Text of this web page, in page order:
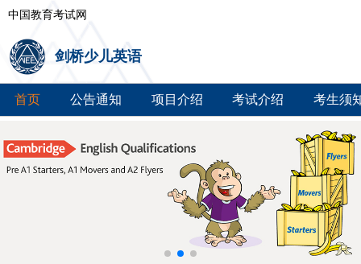
中国教育考试网
剑桥少儿英语
首页 公告通知 项目介绍 考试介绍 考生须